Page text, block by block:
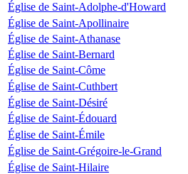
Église de Saint-Adolphe-d'Howard
Église de Saint-Apollinaire
Église de Saint-Athanase
Église de Saint-Bernard
Église de Saint-Côme
Église de Saint-Cuthbert
Église de Saint-Désiré
Église de Saint-Édouard
Église de Saint-Émile
Église de Saint-Grégoire-le-Grand
Église de Saint-Hilaire